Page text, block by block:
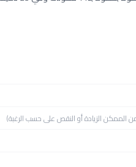
الممكن الزيادة أو النقص على حسب الرغبة)